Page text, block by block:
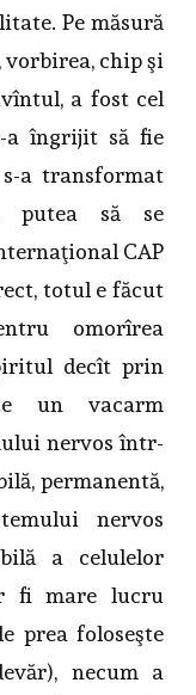
Pe măsură
vorbirea, chip şi
a fost cel
a îngrijit să fie
a transformat
putea să se
CAP
totul e făcut
omorîrea
decît prin
un vacarm
nervos într-
permanentă,
nervos
a celulelor
fi mare lucru
prea foloseşte
necum a